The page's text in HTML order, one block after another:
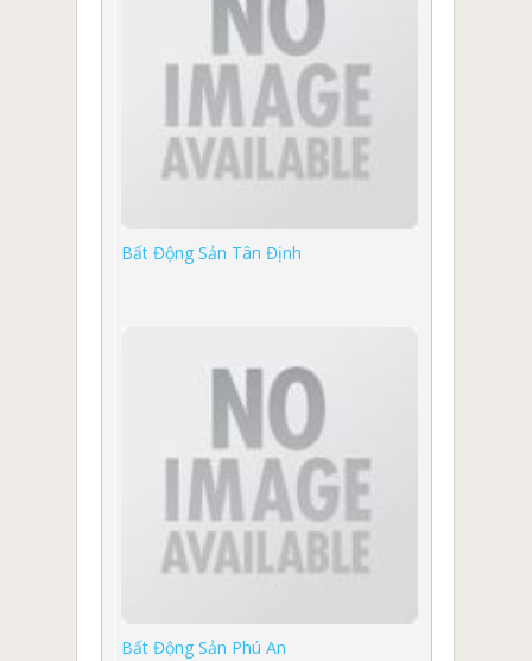
Bất Động Sản Tân Định
Bất Động Sản Phú An